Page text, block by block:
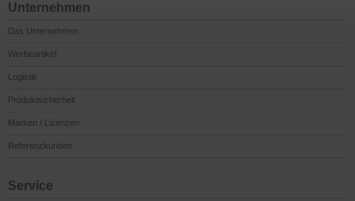
Unternehmen
Das Unternehmen
Werbeartikel
Logistik
Produktsicherheit
Marken / Lizenzen
Referenzkunden
Service